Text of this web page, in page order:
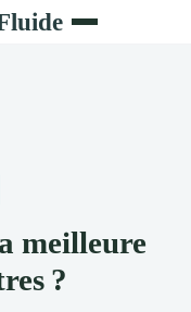
meilleure
?